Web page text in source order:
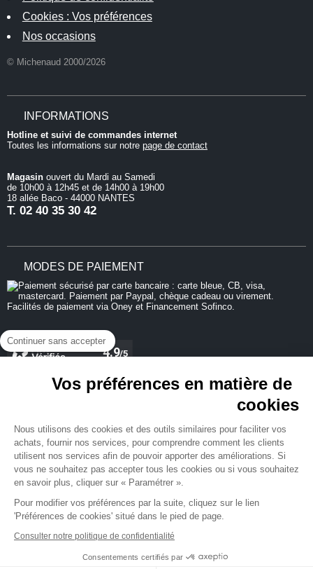
Continuer sans accepter
Vos préférences en matière de
cookies
Nous utilisons des cookies et des outils similaires pour faciliter vos
achats, fournir nos services, pour comprendre comment les clients
utilisent nos services afin de pouvoir apporter des améliorations. Si
vous ne souhaitez pas accepter tous les cookies ou si vous souhaitez
en savoir plus, cliquer sur « Paramétrer ».
Pour modifier vos préférences par la suite, cliquez sur le lien
'Préférences de cookies' situé dans le pied de page.
Consulter notre politique de confidentialité
Consentements certifiés par
Cookies : Vos préférences
Nos occasions
© Michenaud 2000/2026
INFORMATIONS
Hotline et suivi de commandes internet
Toutes les informations sur notre page de contact
Magasin ouvert du Mardi au Samedi
de 10h00 à 12h45 et de 14h00 à 19h00
18 allée Baco - 44000 NANTES
T. 02 40 35 30 42
MODES DE PAIEMENT
NEWSLETTER